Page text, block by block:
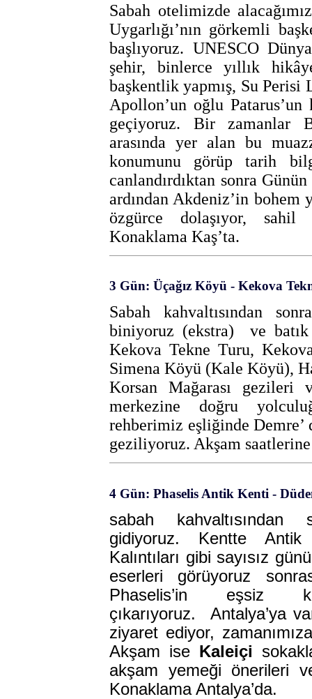
Sabah otelimizde
Uygarlığı’nın görkemli
başlıyoruz. UNESCO
şehir, binlerce yıllık
başkentlik yapmış, Su Perisi
Apollon’un oğlu
geçiyoruz. Bir zamanlar
arasında yer alan bu
konumunu görüp tarih
canlandırdıktan sonra
ardından Akdeniz’in bohem
özgürce dolaşıyor, sahil
Konaklama Kaş’ta.
3 Gün: Üçağız Köyü - Kekova
Sabah kahvaltısından
biniyoruz (ekstra) ve batık
Kekova Tekne Turu,
Simena Köyü (Kale Köyü),
Korsan Mağarası gezileri
merkezine doğru
rehberimiz eşliğinde
geziliyoruz. Akşam
4 Gün: Phaselis Antik Kenti -
sabah
gidiyoruz. Kentte
Kalıntıları gibi sayısız
eserleri görüyoruz
Phaselis’in eşsiz
çıkarıyoruz. Antalya’ya
ziyaret ediyor,
Akşam ise Kaleiçi
akşam yemeği önerileri
Konaklama Antalya’da.